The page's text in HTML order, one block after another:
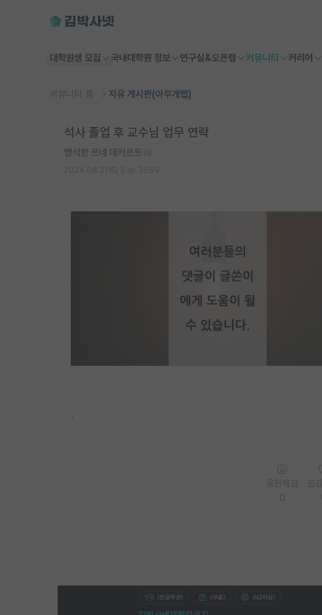
대학원생 모집 국내대학원 정보 연구실&오픈랩 커뮤니티 커리어
커뮤니티 홈 자유 게시판(아무개랩)
석사 졸업 후 교수님 업무 연락
명석한 르네 데카르트
.